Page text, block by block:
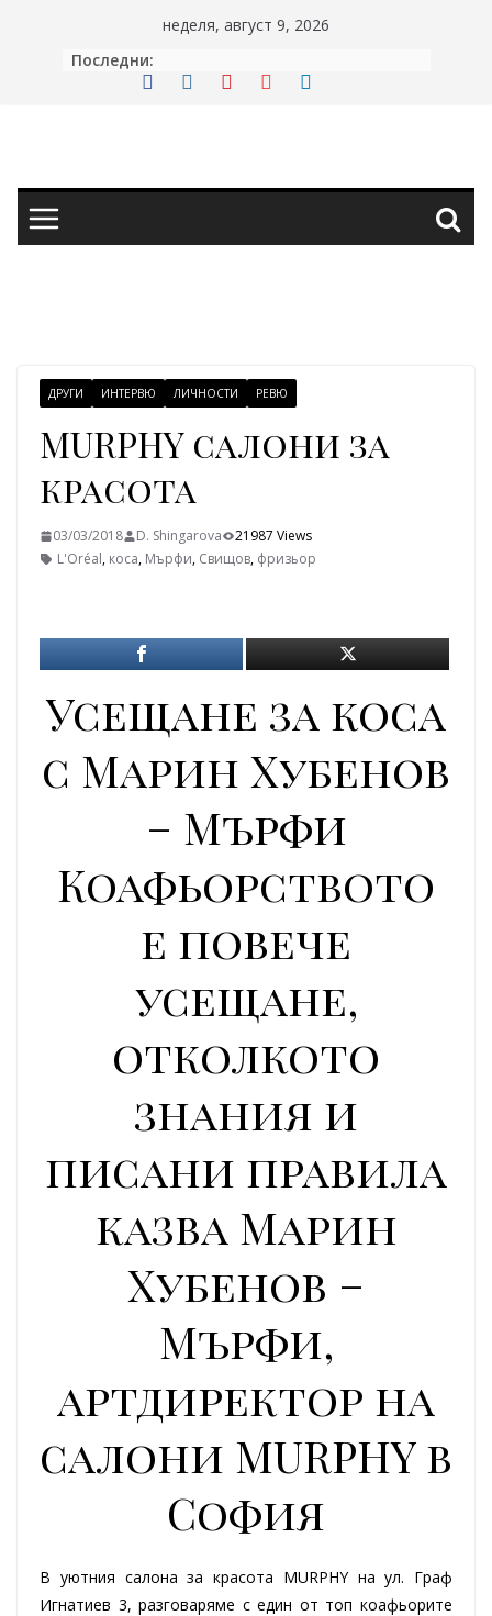
неделя, август 9, 2026
Последни:
ДРУГИ ИНТЕРВЮ ЛИЧНОСТИ РЕВЮ
MURPHY салони за
красота
03/03/2018 D. Shingarova
21987 Views
L'Oréal, коса, Мърфи, Свищов, фризьор
Усещане за коса
с Марин Хубенов
– Мърфи
Коафьорството
е повече
усещане,
отколкото
знания и
писани правила
казва Марин
Хубенов –
Мърфи,
артдиректор на
салони MURPHY в
София
В уютния салона за красота MURPHY на ул. Граф
Игнатиев 3, разговаряме с един от топ коафьорите